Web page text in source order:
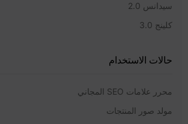
سيدانس 2.0
كلينج 3.0
حالات الاستخدام
محرر علامات SEO المجاني
مولد صور المنتجات